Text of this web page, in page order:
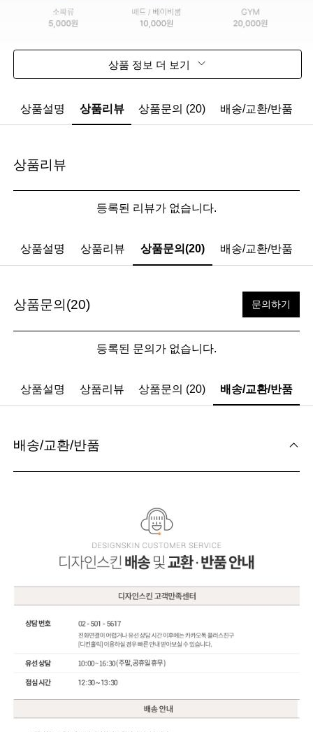
상품 정보 더 보기
상품설명 상품리뷰 상품문의 (20) 배송/교환/반품
상품리뷰
등록된 리뷰가 없습니다.
상품설명 상품리뷰 상품문의(20) 배송/교환/반품
상품문의(20) 문의하기
등록된 문의가 없습니다.
상품설명 상품리뷰 상품문의 (20) 배송/교환/반품
배송/교환/반품